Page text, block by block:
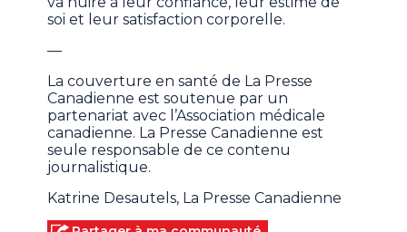
soi et leur satisfaction corporelle.
—
La couverture en santé de La Presse
Canadienne est soutenue par un
partenariat avec l’Association médicale
canadienne. La Presse Canadienne est
seule responsable de ce contenu
journalistique.
Katrine Desautels, La Presse Canadienne